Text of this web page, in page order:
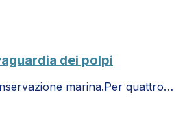
dei polpi
marina.Per quattro…